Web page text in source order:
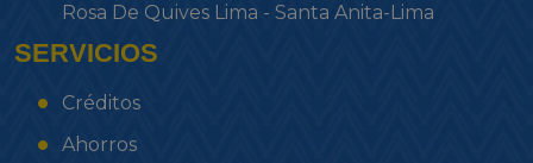
Rosa De Quives Lima - Santa Anita-Lima
SERVICIOS
Créditos
Ahorros